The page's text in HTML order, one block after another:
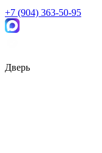
+7 (904) 363-50-95
Дверь